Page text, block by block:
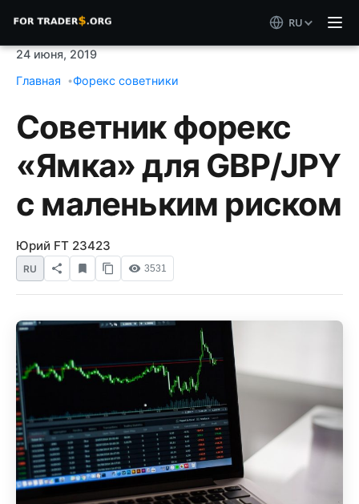
RU
24 июня, 2019
Главная
Форекс советники
Советник форекс
«Ямка» для GBP/JPY
с маленьким риском
Юрий FT 23423
RU 3531